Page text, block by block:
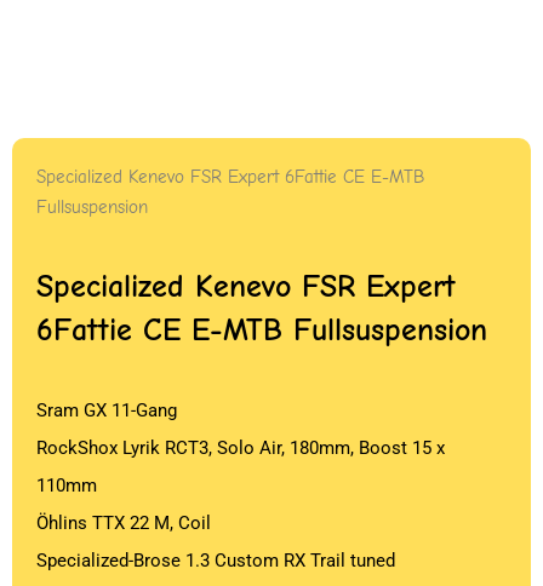
Specialized Kenevo FSR Expert 6Fattie CE E-MTB
Fullsuspension
Specialized Kenevo FSR Expert
6Fattie CE E-MTB Fullsuspension
Sram GX 11-Gang
RockShox Lyrik RCT3, Solo Air, 180mm, Boost 15 x
110mm
Öhlins TTX 22 M, Coil
Specialized-Brose 1.3 Custom RX Trail tuned